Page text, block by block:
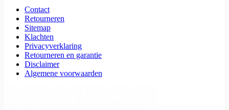
Contact
Retourneren
Sitemap
Klachten
Privacyverklaring
Retourneren en garantie
Disclaimer
Algemene voorwaarden